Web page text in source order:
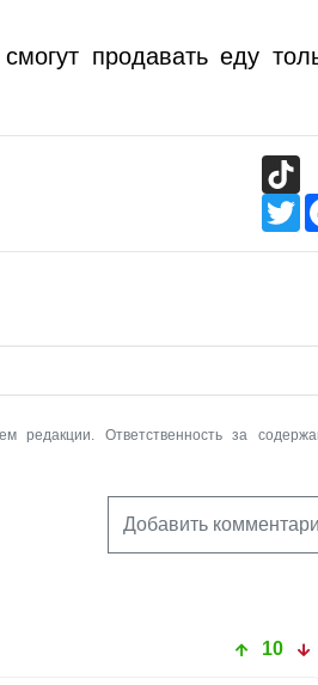
продавать еду
Ответственность за
Добавить
10